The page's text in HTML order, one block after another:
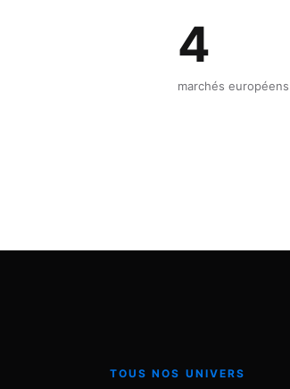
4
marchés européens
TOUS NOS UNIVERS